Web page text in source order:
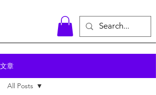
文章
All Posts